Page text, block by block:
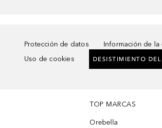
Protección de datos Información de la
Uso de cookies
DESISTIMIENTO
TOP MARCAS
Orebella